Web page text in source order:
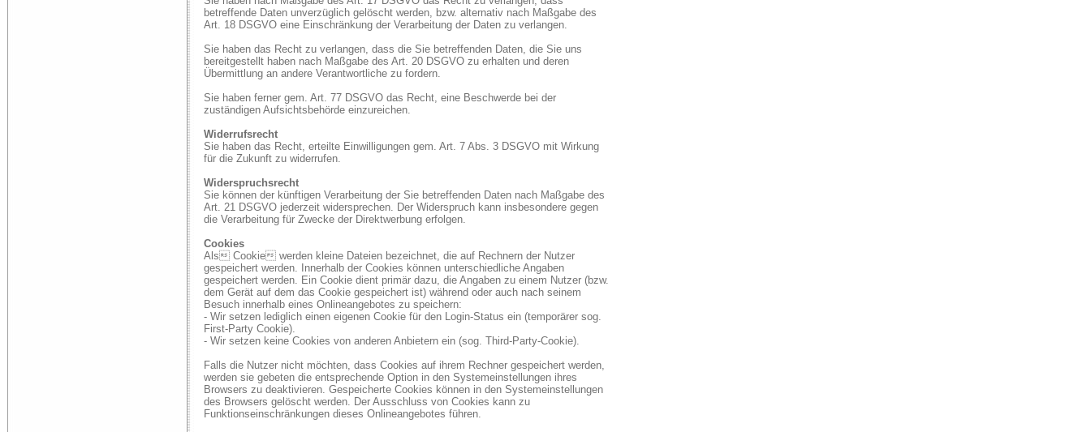
betreffende Daten unverzüglich gelöscht werden, bzw. alternativ nach Maßgabe des
Art. 18 DSGVO eine Einschränkung der Verarbeitung der Daten zu verlangen.
Sie haben das Recht zu verlangen, dass die Sie betreffenden Daten, die Sie uns
bereitgestellt haben nach Maßgabe des Art. 20 DSGVO zu erhalten und deren
Übermittlung an andere Verantwortliche zu fordern.
Sie haben ferner gem. Art. 77 DSGVO das Recht, eine Beschwerde bei der
zuständigen Aufsichtsbehörde einzureichen.
Widerrufsrecht
Sie haben das Recht, erteilte Einwilligungen gem. Art. 7 Abs. 3 DSGVO mit Wirkung
für die Zukunft zu widerrufen.
Widerspruchsrecht
Sie können der künftigen Verarbeitung der Sie betreffenden Daten nach Maßgabe des
Art. 21 DSGVO jederzeit widersprechen. Der Widerspruch kann insbesondere gegen
die Verarbeitung für Zwecke der Direktwerbung erfolgen.
Cookies
Als Cookie werden kleine Dateien bezeichnet, die auf Rechnern der Nutzer
gespeichert werden. Innerhalb der Cookies können unterschiedliche Angaben
gespeichert werden. Ein Cookie dient primär dazu, die Angaben zu einem Nutzer (bzw.
dem Gerät auf dem das Cookie gespeichert ist) während oder auch nach seinem
Besuch innerhalb eines Onlineangebotes zu speichern:
- Wir setzen lediglich einen eigenen Cookie für den Login-Status ein (temporärer sog.
First-Party Cookie).
- Wir setzen keine Cookies von anderen Anbietern ein (sog. Third-Party-Cookie).
Falls die Nutzer nicht möchten, dass Cookies auf ihrem Rechner gespeichert werden,
werden sie gebeten die entsprechende Option in den Systemeinstellungen ihres
Browsers zu deaktivieren. Gespeicherte Cookies können in den Systemeinstellungen
des Browsers gelöscht werden. Der Ausschluss von Cookies kann zu
Funktionseinschränkungen dieses Onlineangebotes führen.